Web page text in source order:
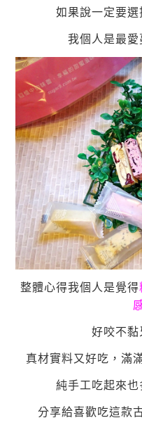
如果說一定要選
我個人是最愛
整體心得我個人是覺得
好咬不黏
真材實料又好吃，滿
純手工吃起來也
分享給喜歡吃這款